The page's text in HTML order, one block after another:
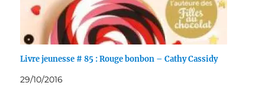
Livre jeunesse # 85 : Rouge bonbon – Cathy Cassidy
29/10/2016